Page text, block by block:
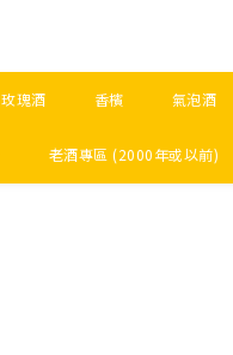
玫瑰酒 香檳 氣泡酒
老酒專區 (2000年或以前)